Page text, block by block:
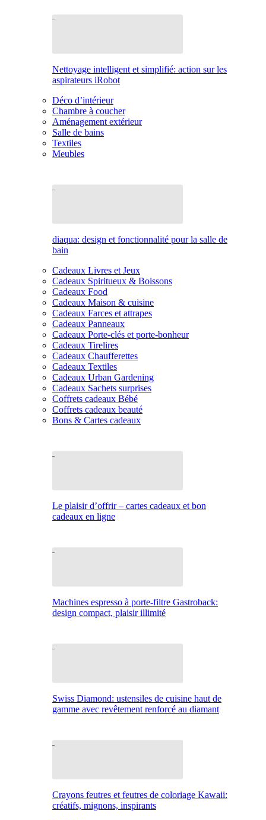
Nettoyage intelligent et simplifié: action sur les
aspirateurs iRobot
Déco d’intérieur
Chambre à coucher
Aménagement extérieur
Salle de bains
Textiles
Meubles
diaqua: design et fonctionnalité pour la salle de
bain
Cadeaux Livres et Jeux
Cadeaux Spiritueux & Boissons
Cadeaux Food
Cadeaux Maison & cuisine
Cadeaux Farces et attrapes
Cadeaux Panneaux
Cadeaux Porte-clés et porte-bonheur
Cadeaux Tirelires
Cadeaux Chaufferettes
Cadeaux Textiles
Cadeaux Urban Gardening
Cadeaux Sachets surprises
Coffrets cadeaux Bébé
Coffrets cadeaux beauté
Bons & Cartes cadeaux
Le plaisir d’offrir – cartes cadeaux et bon
cadeaux en ligne
Machines espresso à porte-filtre Gastroback:
design compact, plaisir illimité
Swiss Diamond: ustensiles de cuisine haut de
gamme avec revêtement renforcé au diamant
Crayons feutres et feutres de coloriage Kawaii:
créatifs, mignons, inspirants